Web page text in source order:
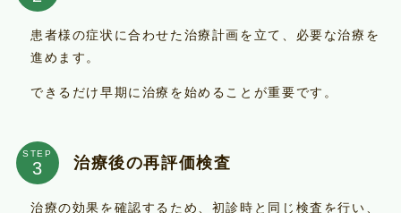
患者様の症状に合わせた治療計画を立て、必要な治療を
進めます。
できるだけ早期に治療を始めることが重要です。
STEP
治療後の再評価検査
治療の効果を確認するため、初診時と同じ検査を行い、